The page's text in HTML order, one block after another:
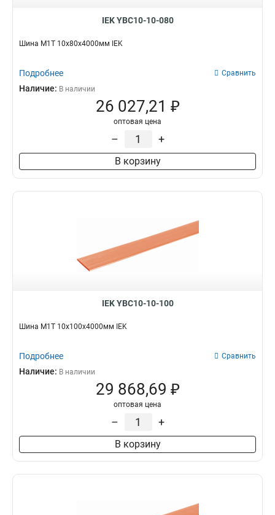
IEK YBC10-10-080
Шина М1Т 10х80х4000мм IEK
Подробнее Сравнить
Наличие: В наличии
26 027,21 ₽
оптовая цена
– +
В корзину
IEK YBC10-10-100
Шина М1Т 10х100х4000мм IEK
Подробнее Сравнить
Наличие: В наличии
29 868,69 ₽
оптовая цена
– +
В корзину